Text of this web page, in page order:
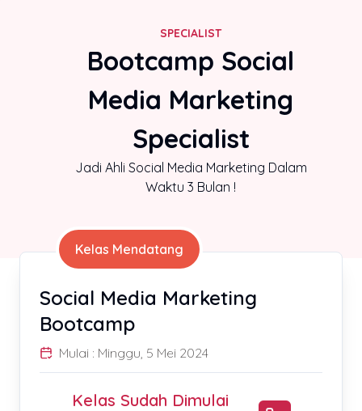
SPECIALIST
Bootcamp Social
Media Marketing
Specialist
Jadi Ahli Social Media Marketing Dalam
Waktu 3 Bulan !
Kelas Mendatang
Social Media Marketing
Bootcamp
Mulai : Minggu, 5 Mei 2024
Kelas Sudah Dimulai